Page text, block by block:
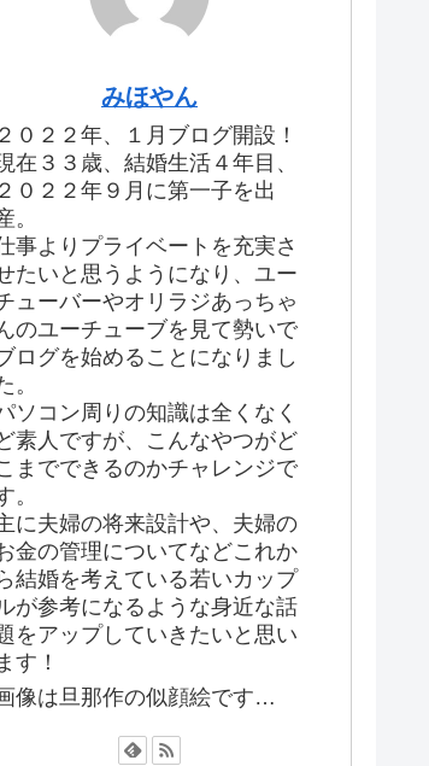
みほやん
２０２２年、１月ブログ開設！
在３３歳、結婚生活４年目、
２０２２年９月に第一子を出
。
事よりプライベートを充実さ
たいと思うようになり、ユー
ューバーやオリラジあっちゃ
のユーチューブを見て勢いで
ログを始めることになりまし
。
ソコン周りの知識は全くなく
素人ですが、こんなやつがど
までできるのかチャレンジで
。
に夫婦の将来設計や、夫婦の
金の管理についてなどこれか
結婚を考えている若いカップ
が参考になるような身近な話
をアップしていきたいと思い
す！
像は旦那作の似顔絵です…